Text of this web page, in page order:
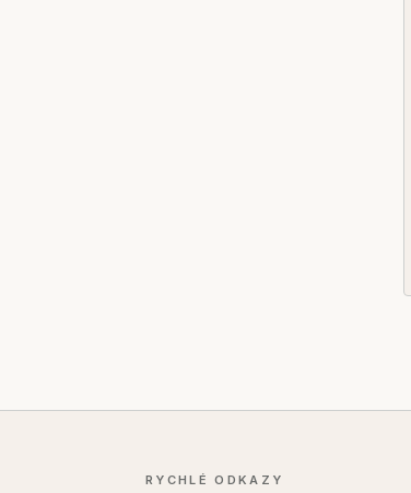
RYCHLÉ ODKAZY